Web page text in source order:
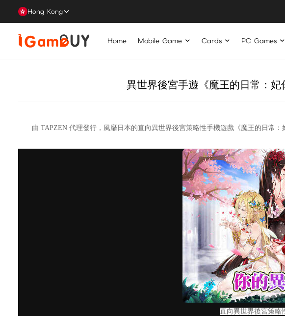
Hong Kong
Home Mobile Game Cards PC Games
異世界後宮手遊《魔王的日常：
由 TAPZEN 代理發行，風靡日本的直向異世界後宮策略性手機遊戲《魔王的日常：
直向異世界後宮策略